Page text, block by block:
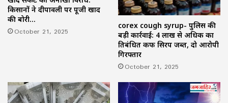
किसानों ने दीपावली पर पूजी खाद
की बोरी…
October 21, 2025
corex cough syrup- पुलिस की
बड़ी कार्रवाई: 4 लाख से अधिक का
प्रतिबंधित कफ सिरप जब्त, दो आरोपी
गिरफ्तार
October 21, 2025